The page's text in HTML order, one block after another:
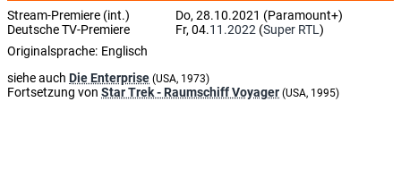
Stream-Premiere (int.)
Do, 28.10.2021 (Paramount+)
Deutsche TV-Premiere
Fr, 04.11.2022 (Super RTL )
Originalsprache: Englisch
siehe auch Die Enterprise (USA, 1973)
Fortsetzung von Star Trek - Raumschiff Voyager (USA, 1995)